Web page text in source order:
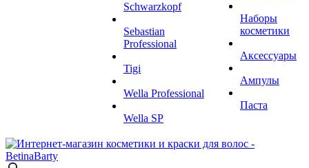
Schwarzkopf
Sebastian
Professional
Tigi
Wella Professional
Wella SP
Наборы
косметики
Аксессуары
Ампулы
Паста